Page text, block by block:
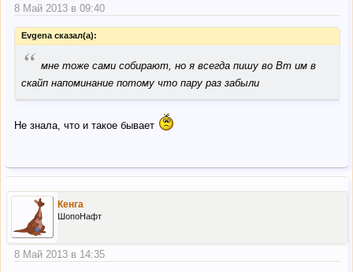
8 Май 2013 в 09:40
Evgena сказал(а):
“ мне тоже сами собирают, но я всегда пишу во Вт им в
скайп напоминание потому что пару раз забыли
Не знала, что и такое бывает
Кенга
ШопоНафт
8 Май 2013 в 14:35